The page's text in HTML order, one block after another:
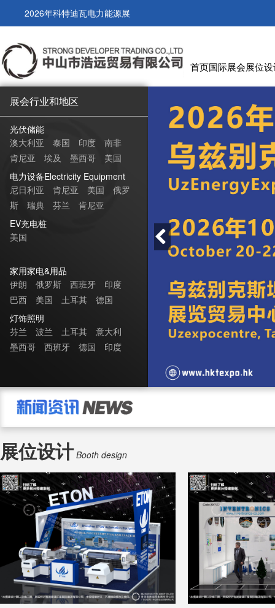
2026年科特迪瓦电力能源展
首页国际展会展位
展会行业和地区
光伏储能
澳大利亚
泰国 印度
南非
肯尼亚
埃及 墨西哥
美国
意大利
希腊
电力设备Electricity Equipment
尼日利亚
肯尼亚 美国
俄罗
斯
瑞典 芬兰
肯尼亚
EV充电桩
美国
家用家电&用品
伊朗
俄罗斯 西班牙
印度
巴西
美国 土耳其
德国
灯饰照明
芬兰
波兰 土耳其
意大利
墨西哥
西班牙 德国 印度
展位设计 Booth design